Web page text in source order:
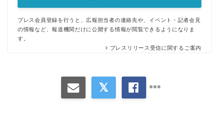
プレス会員登録を行うと、広報担当者の連絡先や、イベント・記者会見
の情報など、報道機関だけに公開する情報が閲覧できるようになりま
す。
プレスリリース受信に関するご案内